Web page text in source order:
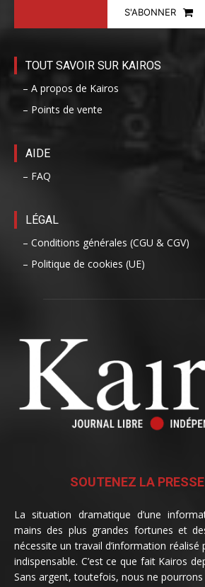
S'ABONNER
TOUT SAVOIR SUR KAIROS
– A propos de Kairos
– Points de vente
AIDE
– FAQ
LÉGAL
– Conditions générales (CGU & CGV)
– Politique de cookies (UE)
SOUTENEZ LA
La situation dramatique d’une
mains des plus grandes fortunes et
nécessite un travail d’information réalisé
indispensable. C’est ce que fait Kairos
Sans argent, toutefois, nous ne pourrons